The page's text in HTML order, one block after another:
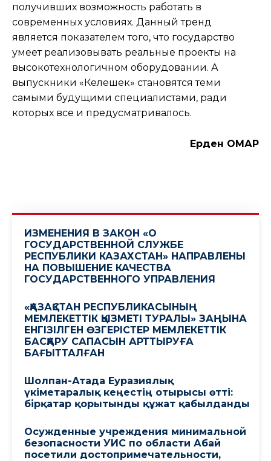
получивших возможность работать в
современных условиях. Данный тренд
является показателем того, что государство
умеет реализовывать реальные проекты на
высокотехнологичном оборудовании. А
выпускники «Келешек» становятся теми
самыми будущими специалистами, ради
которых все и предусматривалось.
Ерден ОМАР
ИЗМЕНЕНИЯ В ЗАКОН «О
ГОСУДАРСТВЕННОЙ СЛУЖБЕ
РЕСПУБЛИКИ КАЗАХСТАН» НАПРАВЛЕНЫ
НА ПОВЫШЕНИЕ КАЧЕСТВА
ГОСУДАРСТВЕННОГО УПРАВЛЕНИЯ
«ҚАЗАҚСТАН РЕСПУБЛИКАСЫНЫҢ
МЕМЛЕКЕТТІК ҚЫЗМЕТІ ТУРАЛЫ» ЗАҢЫНА
ЕНГІЗІЛГЕН ӨЗГЕРІСТЕР МЕМЛЕКЕТТІК
БАСҚАРУ САПАСЫН АРТТЫРУҒА
БАҒЫТТАЛҒАН
Шолпан-Атада Еуразиялық
үкіметаралық кеңестің отырысы өтті:
бірқатар қорытынды құжат қабылданды
Осужденные учреждения минимальной
безопасности УИС по области Абай
посетили достопримечательности,